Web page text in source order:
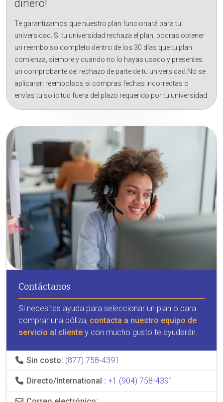
dinero!
Te garantizamos que nuestro plan funcionará para tu
universidad. Si tu universidad rechaza el plan, podras obtener
un reembolso completo dentro de los 30 días que tu plan
comienza, siempre y cuando no lo hayas usado y presentes
un comprobante del rechazo de parte de tu universidad.No se
aplicaran reembolsos si compras fechas incorrectas o
envías tu solicitud fuera del plazo requerido por tu universidad.
Contáctanos
Si necesitas ayuda para seleccionar un plan o para
comprar una póliza, contacta a nuestro equipo de
servicio al cliente y con mucho gusto te ayudarán.
Sin costo: (877) 758-4391
Directo/International : +1 (904) 758-4391